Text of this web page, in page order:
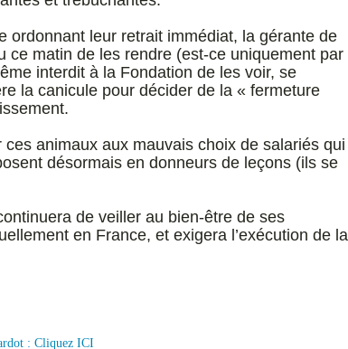
ordonnant leur retrait immédiat, la gérante de
ce matin de les rendre (est-ce uniquement par
interdit à la Fondation de les voir, se
la canicule pour décider de la « fermeture
ces animaux aux mauvais choix de salariés qui
désormais en donneurs de leçons (ils se
de veiller au bien-être de ses
en France, et exigera l’exécution de la
: Cliquez ICI